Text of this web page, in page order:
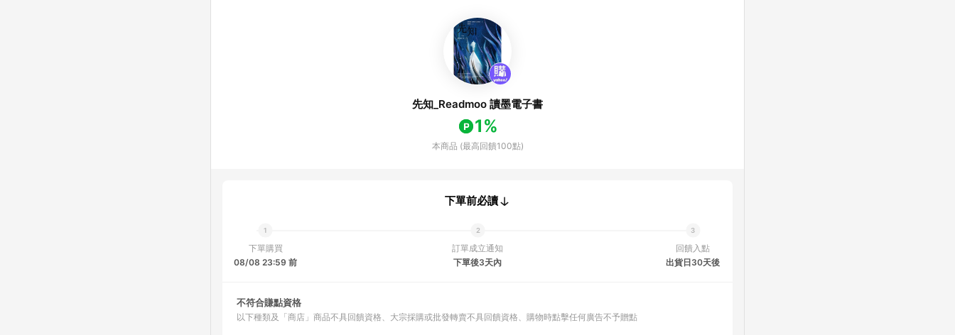
先知_Readmoo 讀墨電子書
1%
本商品 (最高回饋100點)
下單前必讀
下單購買
08/08 23:59 前
訂單成立通知
下單後3天內
回饋入點
出貨日30天後
不符合賺點資格
以下種類及「商店」商品不具回饋資格 大宗採購或批發轉賣不具回饋資格 購物時點擊任何廣告不予贈點